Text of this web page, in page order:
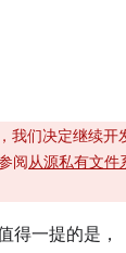
我们决定继续开
阅从源私有文件
得一提的是，